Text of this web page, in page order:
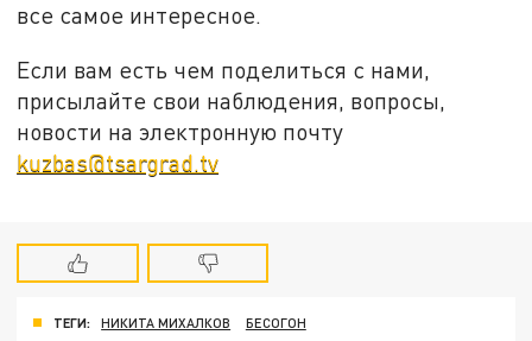
все самое интересное.
Если вам есть чем поделиться с нами,
присылайте свои наблюдения, вопросы,
новости на электронную почту
kuzbas@tsargrad.tv
ТЕГИ: НИКИТА МИХАЛКОВ БЕСОГОН